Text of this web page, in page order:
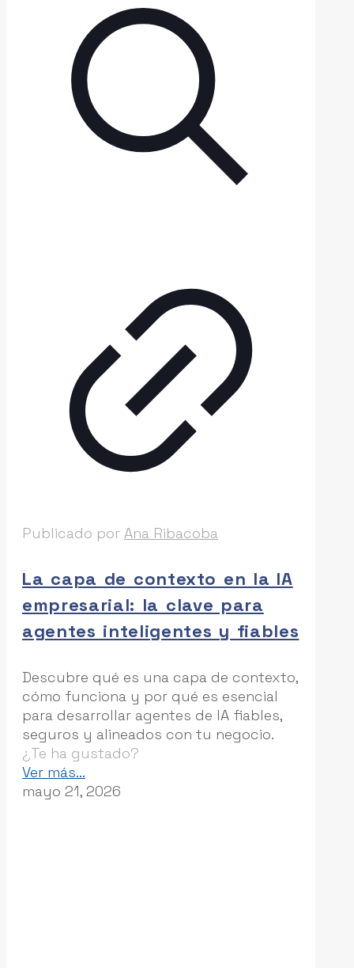
Publicado por Ana Ribacoba
La capa de contexto en la IA
empresarial: la clave para
agentes inteligentes y fiables
Descubre qué es una capa de contexto,
cómo funciona y por qué es esencial
para desarrollar agentes de IA fiables,
seguros y alineados con tu negocio.
¿Te ha gustado?
Ver más...
La
mayo 21, 2026